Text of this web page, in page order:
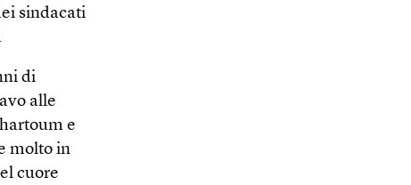
sindacati
di
alle
e
molto in
cuore